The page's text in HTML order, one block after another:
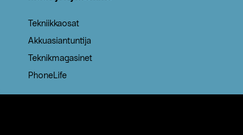
Tekniikkaosat
Akkuasiantuntija
Teknikmagasinet
PhoneLife